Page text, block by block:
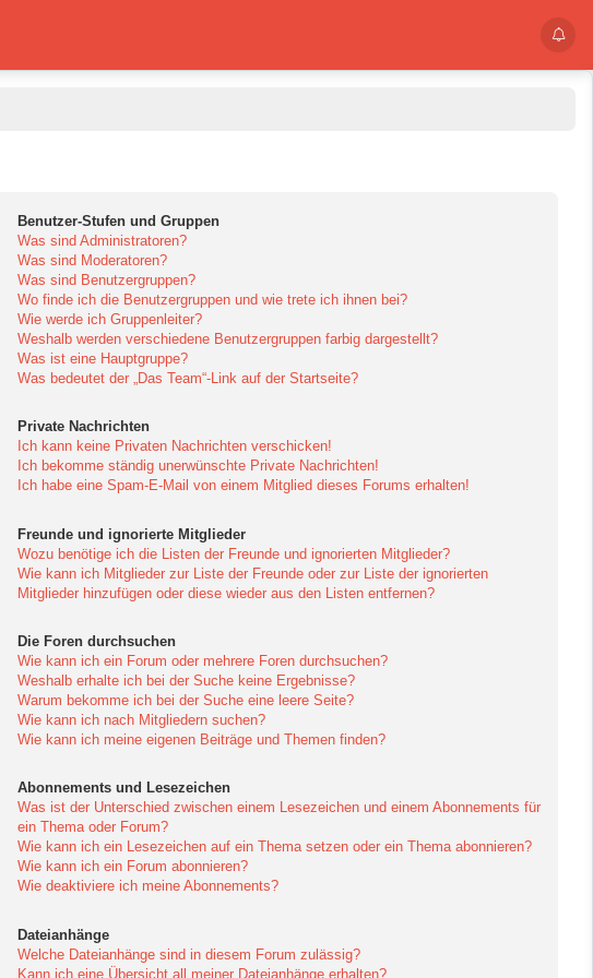
Benutzer-Stufen und Gruppen
Was sind Administratoren?
Was sind Moderatoren?
Was sind Benutzergruppen?
Wo finde ich die Benutzergruppen und wie trete ich ihnen bei?
Wie werde ich Gruppenleiter?
Weshalb werden verschiedene Benutzergruppen farbig dargestellt?
Was ist eine Hauptgruppe?
Was bedeutet der „Das Team“-Link auf der Startseite?
Private Nachrichten
Ich kann keine Privaten Nachrichten verschicken!
Ich bekomme ständig unerwünschte Private Nachrichten!
Ich habe eine Spam-E-Mail von einem Mitglied dieses Forums erhalten!
Freunde und ignorierte Mitglieder
Wozu benötige ich die Listen der Freunde und ignorierten Mitglieder?
Wie kann ich Mitglieder zur Liste der Freunde oder zur Liste der ignorierten
Mitglieder hinzufügen oder diese wieder aus den Listen entfernen?
Die Foren durchsuchen
Wie kann ich ein Forum oder mehrere Foren durchsuchen?
Weshalb erhalte ich bei der Suche keine Ergebnisse?
Warum bekomme ich bei der Suche eine leere Seite?
Wie kann ich nach Mitgliedern suchen?
Wie kann ich meine eigenen Beiträge und Themen finden?
Abonnements und Lesezeichen
Was ist der Unterschied zwischen einem Lesezeichen und einem Abonnements für
ein Thema oder Forum?
Wie kann ich ein Lesezeichen auf ein Thema setzen oder ein Thema abonnieren?
Wie kann ich ein Forum abonnieren?
Wie deaktiviere ich meine Abonnements?
Dateianhänge
Welche Dateianhänge sind in diesem Forum zulässig?
Kann ich eine Übersicht all meiner Dateianhänge erhalten?